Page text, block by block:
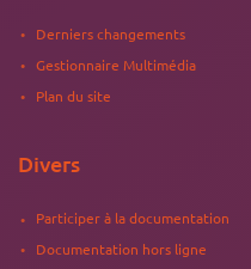
Derniers changements
Gestionnaire Multimédia
Plan du site
Divers
Participer à la documentation
Documentation hors ligne